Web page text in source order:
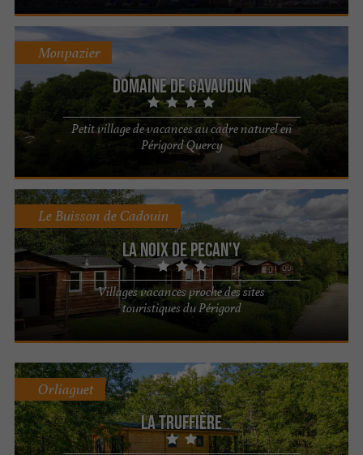
Domaine de Gavaudun
Petit village de vacances au cadre naturel en
Périgord Quercy
Monpazier
La Noix de Pecan'y
Villages vacances proche des sites
touristiques du Périgord
Le Buisson de Cadouin
La Truffière
Orliaguet